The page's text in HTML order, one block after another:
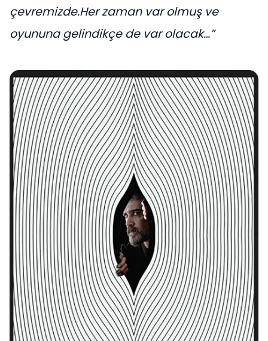
çevremizde.Her zaman var olmuş ve
oyununa gelindikçe de var olacak…”